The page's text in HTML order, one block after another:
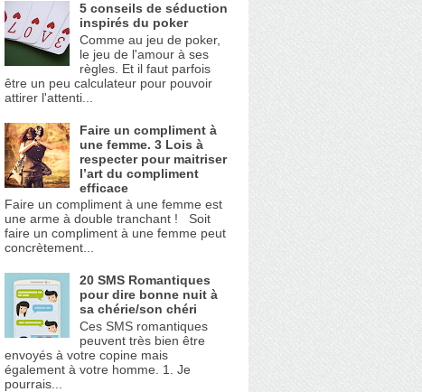
5 conseils de séduction
inspirés du poker
Comme au jeu de poker,
le jeu de l'amour à ses
règles. Et il faut parfois
être un peu calculateur pour pouvoir
attirer l'attenti...
Faire un compliment à
une femme. 3 Lois à
respecter pour maitriser
l’art du compliment
efficace
Faire un compliment à une femme est
une arme à double tranchant ! Soit
faire un compliment à une femme peut
concrètement...
20 SMS Romantiques
pour dire bonne nuit à
sa chérie/son chéri
Ces SMS romantiques
peuvent très bien être
envoyés à votre copine mais
également à votre homme. 1. Je
pourrais...